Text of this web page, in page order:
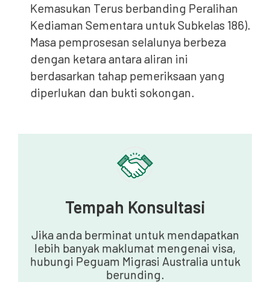
Kemasukan Terus berbanding Peralihan
Kediaman Sementara untuk Subkelas 186).
Masa pemprosesan selalunya berbeza
dengan ketara antara aliran ini
berdasarkan tahap pemeriksaan yang
diperlukan dan bukti sokongan.
Tempah Konsultasi
Jika anda berminat untuk mendapatkan
lebih banyak maklumat mengenai visa,
hubungi Peguam Migrasi Australia untuk
berunding.